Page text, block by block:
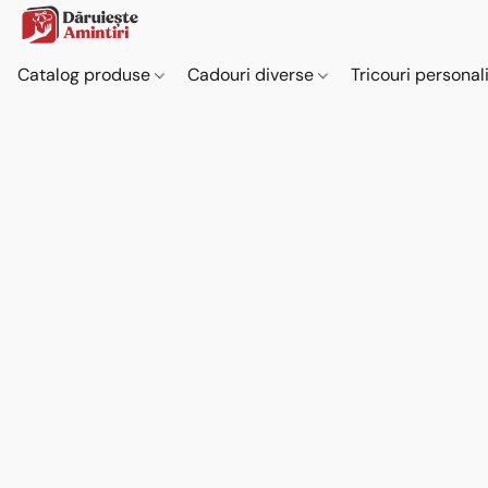
Catalog produse Cadouri diverse Tricouri